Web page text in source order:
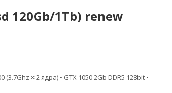
120Gb/1Tb) renew
× 2 ядра) • GTX 1050 2Gb DDR5 128bit •